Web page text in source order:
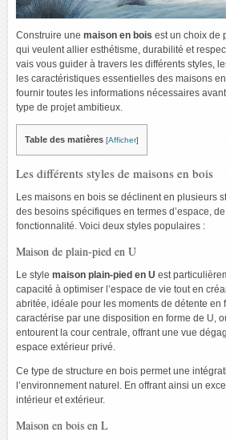
Construire une maison en bois est un choix de
qui veulent allier esthétisme, durabilité et
vais vous guider à travers les différents styles,
les caractéristiques essentielles des maisons
fournir toutes les informations nécessaires
type de projet ambitieux.
Table des matières [Afficher]
Les différents styles de maisons en bois
Les maisons en bois se déclinent en plusieurs
des besoins spécifiques en termes d’espace,
fonctionnalité. Voici deux styles populaires :
Maison de plain-pied en U
Le style maison plain-pied en U est
capacité à optimiser l’espace de vie tout en
abritée, idéale pour les moments de détente en
caractérise par une disposition en forme de U,
entourent la cour centrale, offrant une vue
espace extérieur privé.
Ce type de structure en bois permet une
l’environnement naturel. En offrant ainsi un
intérieur et extérieur.
Maison en bois en L